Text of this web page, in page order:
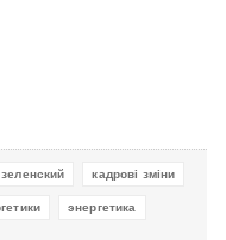
зеленский кадрові зміни
энергетика